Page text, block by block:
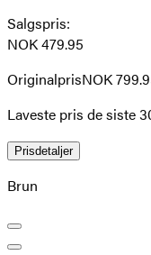
Salgspris:
NOK 479.95
OriginalprisNOK
Laveste pris de siste
Prisdetaljer
Brun